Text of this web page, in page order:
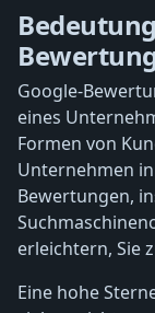
Google-
eines
Formen von
Unternehmen
Bewertungen,
erleichtern, Sie
Eine hohe